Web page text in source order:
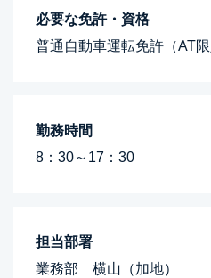
必要な免許・資格
普通自動車運転免許（AT限
勤務時間
8：30～17：30
担当部署
業務部 横山（加地）